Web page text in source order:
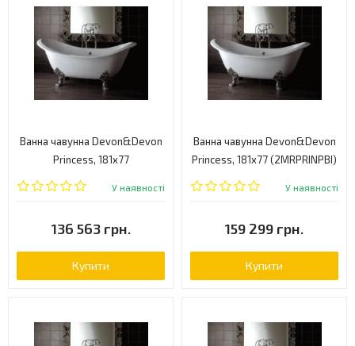
Ванна чавунна Devon&Devon
Princess, 181x77
(2MRPRINOALL)
У наявності
136 563 грн.
Купити
Ванна чавунна Devon&Devon
Princess, 181x77 (2MRPRINPBI)
У наявності
159 299 грн.
Купити